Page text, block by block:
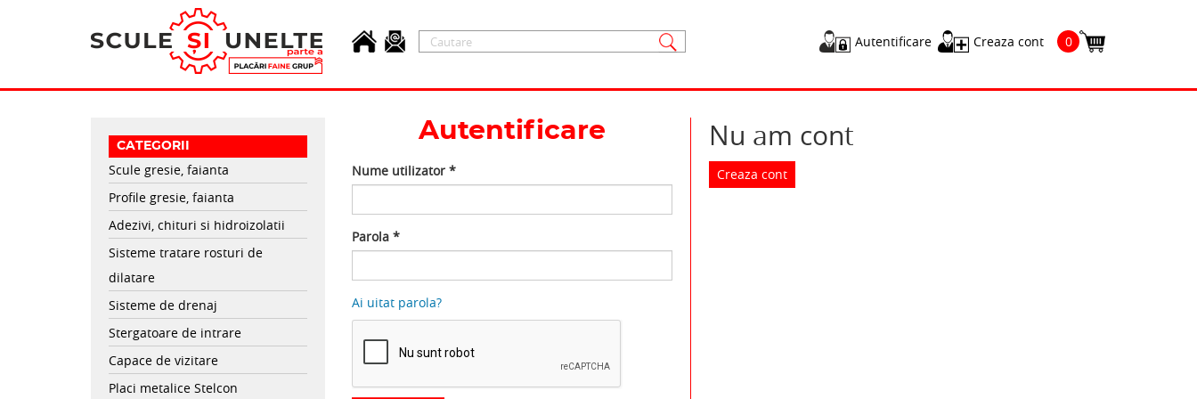
Aplica
Autentificare Creaza cont 0
CATEGORII
Scule gresie, faianta
Profile gresie, faianta
Adezivi, chituri si hidroizolatii
Sisteme tratare rosturi de
dilatare
Sisteme de drenaj
Stergatoare de intrare
Capace de vizitare
Placi metalice Stelcon
Autentificare
Nume utilizator *
Parola *
Ai uitat parola?
Nu am cont
Creaza cont